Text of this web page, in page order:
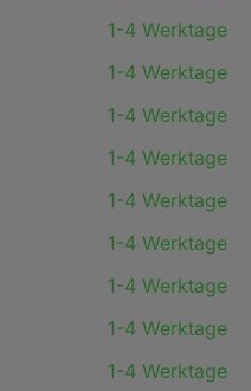
1-4 Werktage
1-4 Werktage
1-4 Werktage
1-4 Werktage
1-4 Werktage
1-4 Werktage
1-4 Werktage
1-4 Werktage
1-4 Werktage